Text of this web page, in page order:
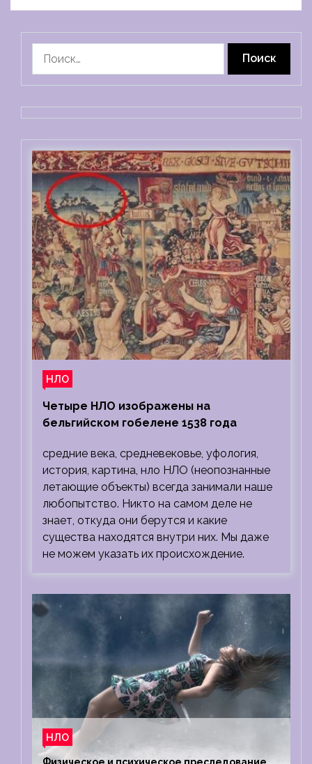
НЛО
Четыре НЛО изображены на
бельгийском гобелене 1538 года
средние века, средневековье, уфология,
история, картина, нло НЛО (неопознанные
летающие объекты) всегда занимали наше
любопытство. Никто на самом деле не
знает, откуда они берутся и какие
существа находятся внутри них. Мы даже
не можем указать их происхождение.
НЛО
Физическое и психическое преследование